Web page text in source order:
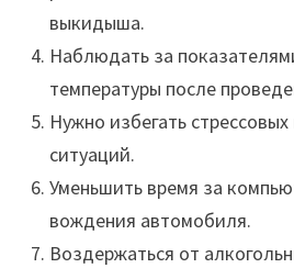
выкидыша.
Наблюдать за
температуры после
Нужно избегать
ситуаций.
Уменьшить время за
вождения автомобиля.
Воздержаться от